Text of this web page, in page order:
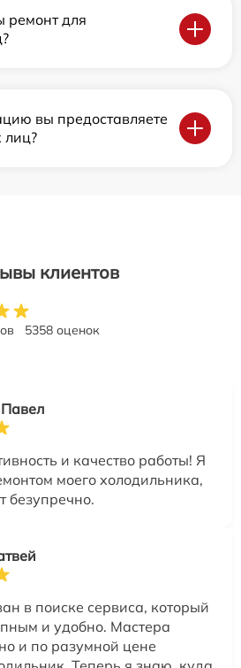
ремонт для
вы предоставляете
лиц?
клиентов
5358 оценок
и качество работы! Я
моего холодильника,
безупречно.
в поиске сервиса, который
и удобно. Мастера
и по разумной цене